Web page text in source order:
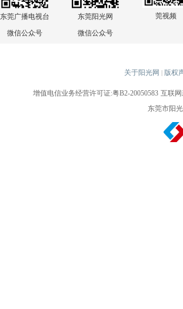
东莞广播电视台
微信公众号
东莞阳光网
微信公众号
莞视频
关于阳光网 | 版权
增值电信业务经营许可证:粤B2-20050583 互联网
东莞市阳